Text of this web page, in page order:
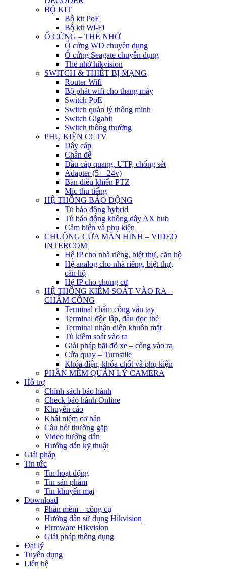
BỘ KIT
Bộ kit PoE
Bộ kit Wi-Fi
Ổ CỨNG – THẺ NHỚ
Ổ cứng WD chuyên dụng
Ổ cứng Seagate chuyên dụng
Thẻ nhớ hikvision
SWITCH & THIẾT BỊ MẠNG
Router Wifi
Bộ phát wifi cho thang máy
Switch PoE
Switch quản lý thông minh
Switch Gigabit
Switch thông thường
PHỤ KIỆN CCTV
Dây cáp
Chân đế
Đầu cáp quang, UTP, chống sét
Adapter (5 – 24v)
Bàn điều khiển PTZ
Mic thu tiếng
HỆ THỐNG BÁO ĐỘNG
Tủ báo động hybrid
Tủ báo động không dây AX hub
Cảm biến và phụ kiện
CHUÔNG CỬA MÀN HÌNH – VIDEO
INTERCOM
Hệ IP cho nhà riêng, biệt thự, căn hộ
Hệ analog cho nhà riêng, biệt thự,
căn hộ
Hệ IP cho chung cư
HỆ THỐNG KIỂM SOÁT VÀO RA –
CHẤM CÔNG
Terminal chấm công vân tay
Terminal độc lập, đầu đọc thẻ
Terminal nhận diện khuôn mặt
Tủ kiểm soát vào ra
Giải pháp bãi đỗ xe – cổng vào ra
Cửa quay – Turnstile
Khóa điện, khóa chốt và phụ kiện
PHẦN MỀM QUẢN LÝ CAMERA
Hỗ trợ
Chính sách bảo hành
Check bảo hành Online
Khuyến cáo
Khái niệm cơ bản
Câu hỏi thường gặp
Video hướng dẫn
Hướng dẫn kỹ thuật
Giải pháp
Tin tức
Tin hoạt động
Tin sản phẩm
Tin khuyến mại
Download
Phần mềm – công cụ
Hướng dẫn sử dụng Hikvision
Firmware Hikvision
Giải pháp thông dụng
Đại lý
Tuyển dụng
Liên hệ